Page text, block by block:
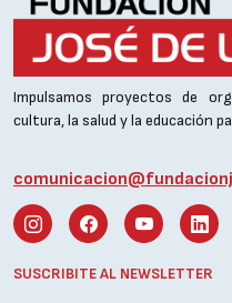
Impulsamos proyectos de
cultura, la salud y la educación
SUSCRIBITE AL NEWSLETTER